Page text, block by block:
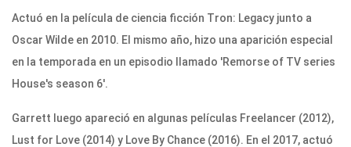
Actuó en la película de ciencia ficción Tron: Legacy junto a
Oscar Wilde en 2010. El mismo año, hizo una aparición especial
en la temporada en un episodio llamado 'Remorse of TV series
House's season 6'.
Garrett luego apareció en algunas películas Freelancer (2012),
Lust for Love (2014) y Love By Chance (2016). En el 2017, actuó